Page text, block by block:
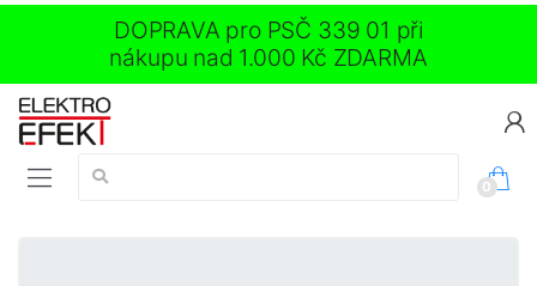
DOPRAVA pro PSČ 339 01 při
nákupu nad 1.000 Kč ZDARMA
Vyhledávání:
0